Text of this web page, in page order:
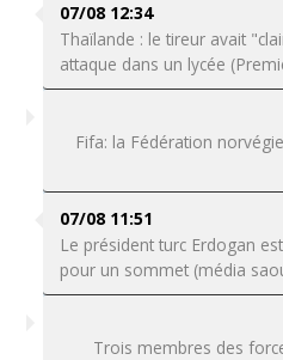
07/08 12:34
Thaïlande : le tireur avait
attaque dans un lycée
Fifa: la Fédération
07/08 11:51
Le président turc Erdogan
pour un sommet (média
Trois membres des